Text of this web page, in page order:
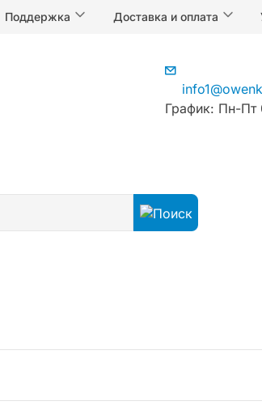
Поддержка Доставка и оплата
График: Пн-Пт